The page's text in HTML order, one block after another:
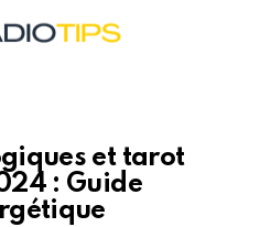
et tarot
: Guide